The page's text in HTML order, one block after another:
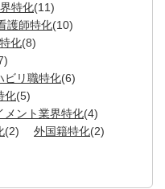
特化(11)
護師特化(10)
化(8)
ビリ職特化(6)
化(5)
メント業界特化(4)
(2) 外国籍特化(2)